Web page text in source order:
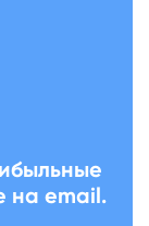
на email.